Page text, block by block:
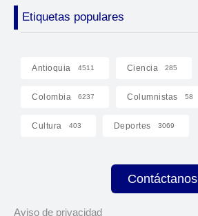
Etiquetas populares
Antioquia 4511 Ciencia 285
Colombia 6237 Columnistas 58
Cultura 403 Deportes 3069
Contáctanos
Aviso de privacidad